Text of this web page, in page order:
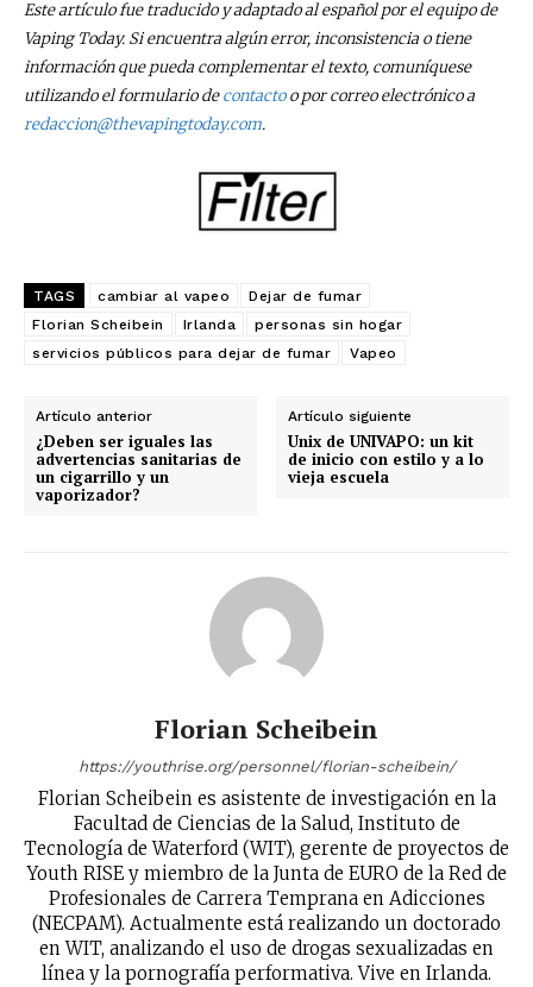
Este artículo fue traducido y adaptado al español por el equipo de
Vaping Today. Si encuentra algún error, inconsistencia o tiene
información que pueda complementar el texto, comuníquese
utilizando el formulario decontactoo por correo electrónico a
redaccion@thevapingtoday.com.
TAGS cambiar al vapeo
Dejar de fumar
Florian Scheibein
Irlanda
personas sin hogar
servicios públicos para dejar de fumar
Vapeo
Artículo anterior
¿Deben ser iguales las
advertencias sanitarias de
un cigarrillo y un
vaporizador?
Artículo siguiente
Unix de UNIVAPO: un kit
de inicio con estilo y a lo
vieja escuela
Florian Scheibein
https://youthrise.org/personnel/florian-scheibein/
Florian Scheibein es asistente de investigación en la
Facultad de Ciencias de la Salud, Instituto de
Tecnología de Waterford (WIT), gerente de proyectos de
Youth RISE y miembro de la Junta de EURO de la Red de
Profesionales de Carrera Temprana en Adicciones
(NECPAM). Actualmente está realizando un doctorado
en WIT, analizando el uso de drogas sexualizadas en
línea y la pornografía performativa. Vive en Irlanda.